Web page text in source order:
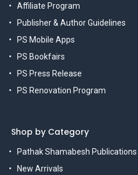
Affiliate Program
Publisher & Author Guidelines
PS Mobile Apps
PS Bookfairs
PS Press Release
PS Renovation Program
Shop by Category
Pathak Shamabesh Publications
New Arrivals